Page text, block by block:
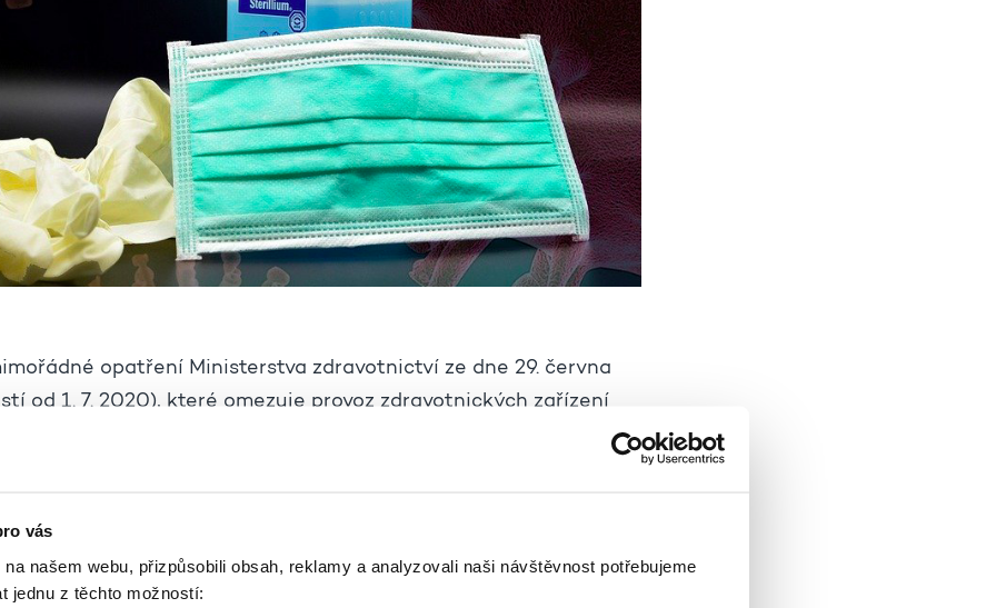
vás
našem webu, přizpůsobili obsah, reklamy a analyzovali naši návštěvnost potřebujeme
jednu z těchto možností:
opatření Ministerstva zdravotnictví ze dne 29. června
od 1. 7. 2020), které omezuje provoz zdravotnických zařízení
prokázáno, že nejohroženější skupinou nejsou senioři a seniorky,